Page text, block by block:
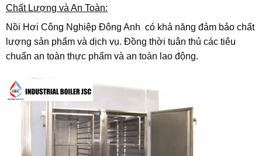
Chất Lượng và An Toàn:
Nồi Hơi Công Nghiệp Đông Anh có khả năng đảm bảo chất
lượng sản phẩm và dịch vụ. Đồng thời tuân thủ các tiêu
chuẩn an toàn thực phẩm và an toàn lao động.